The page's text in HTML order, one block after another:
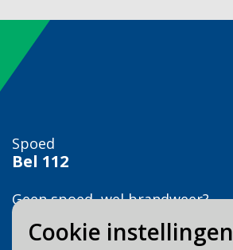
Cookie instellingen
Spoed
Bel 112
Geen spoed, wel brandweer?
Bel